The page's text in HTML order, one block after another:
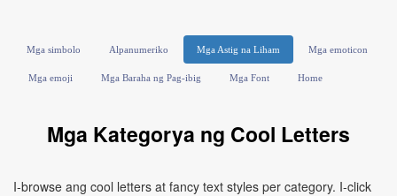
Mga simbolo Alpanumeriko Mga Astig na Liham Mga emoticon
Mga emoji Mga Baraha ng Pag-ibig Mga Font Home
Mga Kategorya ng Cool Letters
I-browse ang cool letters at fancy text styles per category. I-click